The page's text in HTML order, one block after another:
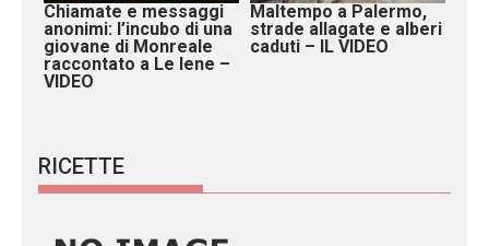
Chiamate e messaggi
anonimi: l’incubo di una
giovane di Monreale
raccontato a Le Iene –
VIDEO
Maltempo a Palermo,
strade allagate e alberi
caduti – IL VIDEO
RICETTE